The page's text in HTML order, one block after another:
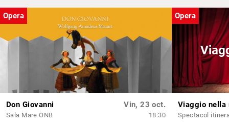
Don Quijote – Gigel Ungureanu
Sancho Panza – Mircea Ioniță
Mercedes – Maria Gogonea
Espado – David Duţu(debut)
Camacho – Jacob Connor
Lorenzo – Virgil Ciocoiu
Juanita – Ruxandra Necula(debut)
Piquilla – Irina Chiriacescu
(debut)
Amoraș – Diana Gal
Solo țigan – Gabriela Durleci / Cristian Şuşu
Opera
Don Giovanni
Sala Mare ONB
Vin, 23 oct.
18:30
Opera
Viaggio nella
Spectacol